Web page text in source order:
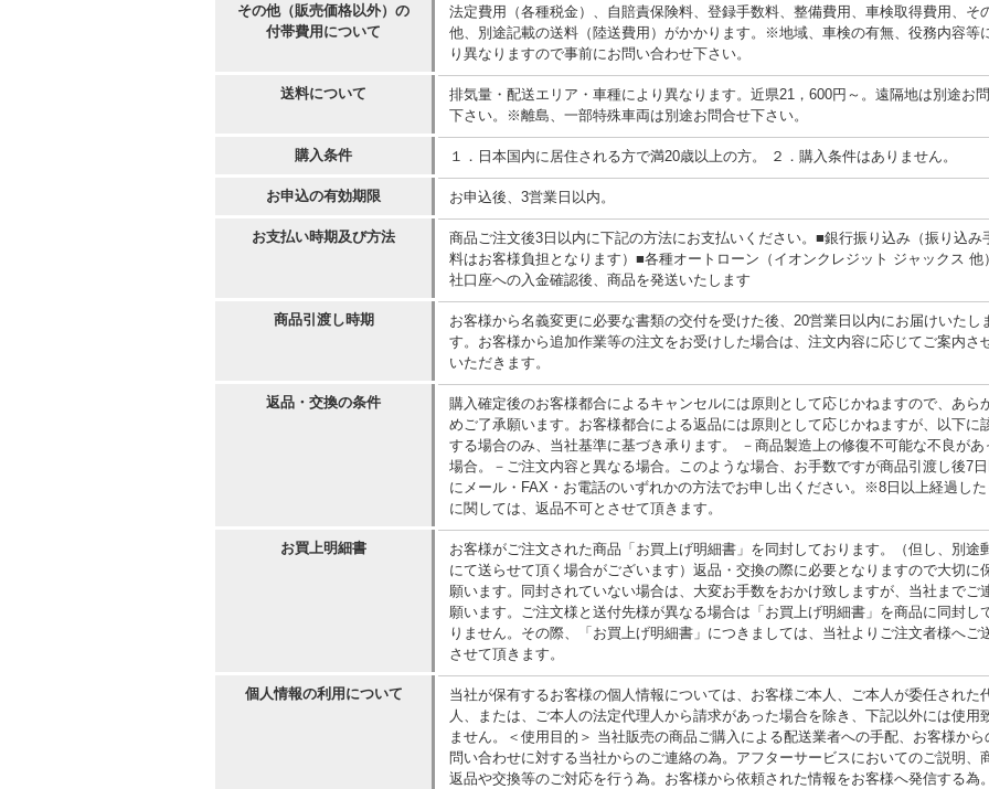
その他（販売価格以外）の
付帯費用について
法定費用（各種税金）、自賠責保険料、登録手数料、整備費用、車検取得費用、そ
他、別途記載の送料（陸送費用）がかかります。※地域、車検の有無、役務内容等
り異なりますので事前にお問い合わせ下さい。
送料について
排気量・配送エリア・車種により異なります。近県21，600円～。遠隔地は別途お
下さい。※離島、一部特殊車両は別途お問合せ下さい。
購入条件 １．日本国内に居住される方で満20歳以上の方。 ２．購入条件はありません。
お申込の有効期限 お申込後、3営業日以内。
お支払い時期及び方法
商品ご注文後3日以内に下記の方法にお支払いください。■銀行振り込み（振り込み
料はお客様負担となります）■各種オートローン（イオンクレジット ジャックス 他
社口座への入金確認後、商品を発送いたします
商品引渡し時期
お客様から名義変更に必要な書類の交付を受けた後、20営業日以内にお届けいたし
す。お客様から追加作業等の注文をお受けした場合は、注文内容に応じてご案内さ
いただきます。
返品・交換の条件
購入確定後のお客様都合によるキャンセルには原則として応じかねますので、あら
めご了承願います。お客様都合による返品には原則として応じかねますが、以下に
する場合のみ、当社基準に基づき承ります。 －商品製造上の修復不可能な不良があ
場合。－ご注文内容と異なる場合。このような場合、お手数ですが商品引渡し後7
にメール・FAX・お電話のいずれかの方法でお申し出ください。※8日以上経過し
に関しては、返品不可とさせて頂きます。
お買上明細書
お客様がご注文された商品「お買上げ明細書」を同封しております。（但し、別途
にて送らせて頂く場合がございます）返品・交換の際に必要となりますので大切に
願います。同封されていない場合は、大変お手数をおかけ致しますが、当社までご
願います。ご注文様と送付先様が異なる場合は「お買上げ明細書」を商品に同封し
りません。その際、「お買上げ明細書」につきましては、当社よりご注文者様へご
させて頂きます。
個人情報の利用について
当社が保有するお客様の個人情報については、お客様ご本人、ご本人が委任された
人、または、ご本人の法定代理人から請求があった場合を除き、下記以外には使用
ません。＜使用目的＞ 当社販売の商品ご購入による配送業者への手配、お客様から
問い合わせに対する当社からのご連絡の為。アフターサービスにおいてのご説明、
返品や交換等のご対応を行う為。お客様から依頼された情報をお客様へ発信する為